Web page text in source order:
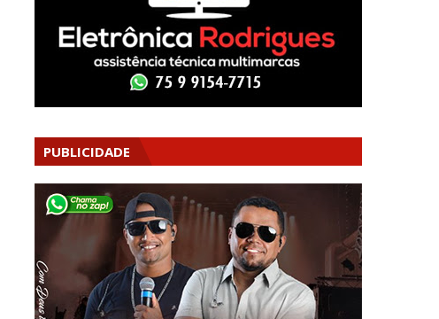
PUBLICIDADE